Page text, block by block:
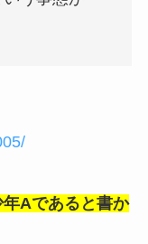
Aであると書か